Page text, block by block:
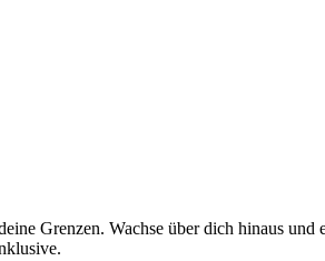
Grenzen. Wachse über dich hinaus